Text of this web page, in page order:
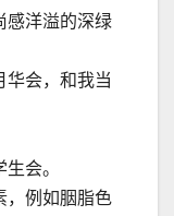
感洋溢的深绿
会，和我当
会。
，例如胭脂色